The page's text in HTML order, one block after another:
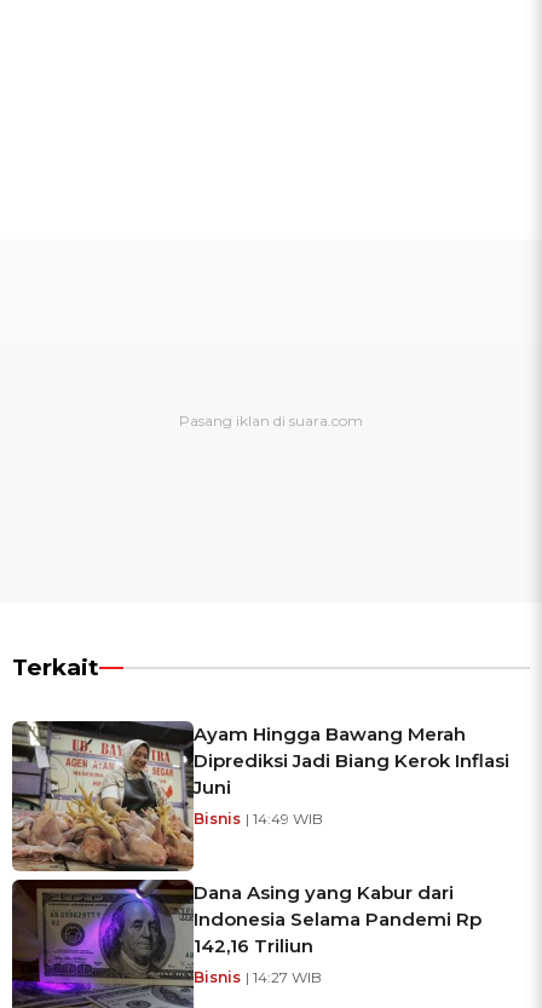
Terkait
Ayam Hingga Bawang Merah
Diprediksi Jadi Biang Kerok Inflasi
Juni
Bisnis | 14:49 WIB
Dana Asing yang Kabur dari
Indonesia Selama Pandemi Rp
142,16 Triliun
Bisnis | 14:27 WIB